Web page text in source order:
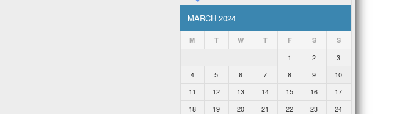
MARCH 2024
M T W T F S S
1 2
3
4
5 6 7 8 9
10
11
12 13 14 15 16
17
18
19 20 21 22 23
24